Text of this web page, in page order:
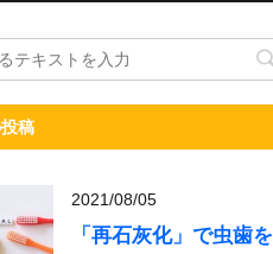
稿
2021/08/05
「再石灰化」で虫歯を